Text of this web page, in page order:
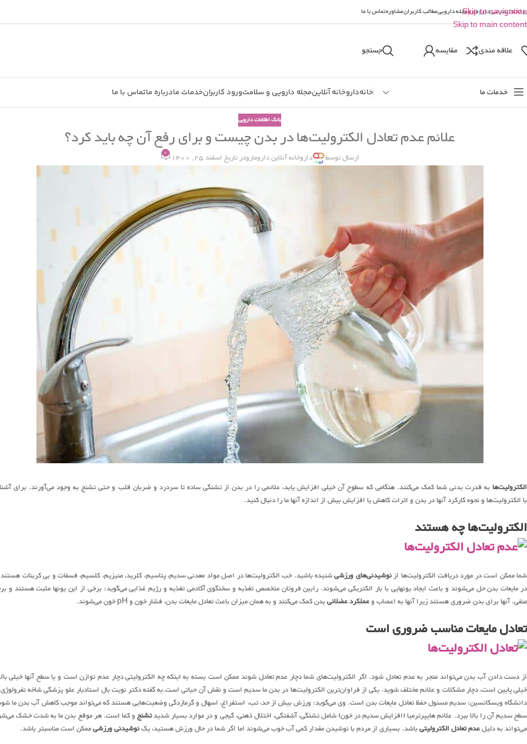
Skip to navigation
Skip to main content
اینترنتی دارومارومجله داروییمطالب کاربرانمشاورهتماس با ما
علاقه مندی مقایسه جستجو
خدمات ما خانهداروخانه آنلاینمجله دارویی و سلامتورود کاربرانخدمات مادرباره ماتماس با ما
بانک اطلاعات دارویی
علائم عدم تعادل الکترولیت‌ها در بدن چیست و برای رفع آن چه باید کرد؟
ارسال توسط داروخانه آنلاین دارومارودر تاریخ اسفند 25, 1400 0
الکترولیت‌هابه قدرت بدنی شما کمک می‌کنند. هنگامی که سطوح آن خیلی افزایش یابد، علائمی را در بدن از تشنگی ساده تا سردرد و ضربان قلب و حتی تشنج به وجود می‌آورند. برای
با الکترولیت‌ها و نحوه کارکرد آنها در بدن و اثرات کاهش یا افزایش بیش از اندازه آنها ما را دنبال کنید.
الکترولیت‌ها چه هستند
شما ممکن است در مورد دریافت الکترولیت‌ها ازنوشیدنی‌های ورزشیشنیده باشید. خب الکترولیت‌ها در اصل مواد معدنی سدیم، پتاسیم، کلرید، منیزیم، کلسیم، فسفات و بی کربنات
در مایعات بدن حل می‌شوند و باعث ایجاد یونهایی با بار الکتریکی می‌شوند. رابین فروتان متخصص تغذیه و سخنگوی آکادمی تغذیه و رژیم غذایی می‌گوید: برخی از این یونها مثبت هستند و
منفی. آنها برای بدن ضروری هستند زیرا آنها به اعصاب وعملکرد عضلانیبدن کمک می‌کنند و به همان میزان باعث تعادل مایعات بدن، فشار خون و pH خون می‌شوند.
تعادل مایعات مناسب ضروری است
از دست دادن آب بدن می‌تواند منجر به عدم تعادل شود. اگر الکترولیت‌های شما دچار عدم تعادل شوند ممکن است بسته به اینکه چه الکترولیتی دچار عدم توازن است و یا سطح آنها خیلی
خیلی پایین است، دچار مشکلات و علائم مختلف شوید. یکی از فراوان‌ترین الکترولیت‌ها در بدن ما سدیم است و نقش آن حیاتی است.به گفته دکتر نویت بال استادیار علو پزشگی شاخه
دانشگاه ویسکانسین: سدیم مسئول حفظ تعادل مایعات بدن است. وی می‌گوید: ورزش بیش از حد، تب، استفراغ، اسهال و گرمازدگی وضعیت‌هایی هستند که می‌تواند موجب کاهش آب بدن ما
سطح سدیم آن را بالا ببرد. علائم هایپرترمیا (افزایش سدیم در خون) شامل تشنگی، آشفتگی، اختلال ذهنی، گیجی و در موارد بسیار شدیدتشنجو کما است. هر موقع بدن ما به شدت خشک
می‌تواند به دلیلعدم تعادل الکترولیتیباشد. بسیاری از مردم با نوشیدن مقدار کمی آب خوب می‌شوند اما اگر شما در حال ورزش هستید، یکنوشیدنی ورزشیممکن است مناسبتر باشد.